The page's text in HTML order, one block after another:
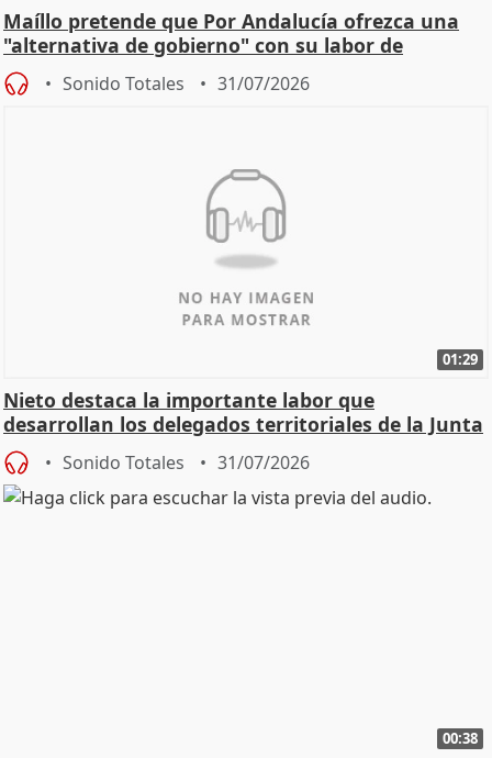
Maíllo pretende que Por Andalucía ofrezca una
"alternativa de gobierno" con su labor de
oposición
Sonido Totales 31/07/2026
01:29
Nieto destaca la importante labor que
desarrollan los delegados territoriales de la Junta
Sonido Totales 31/07/2026
00:38